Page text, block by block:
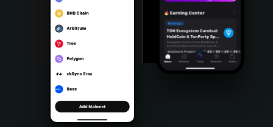
Português (Portugal)
Bahasa Indonesia
Português (Brasil)
Español (Argentina)